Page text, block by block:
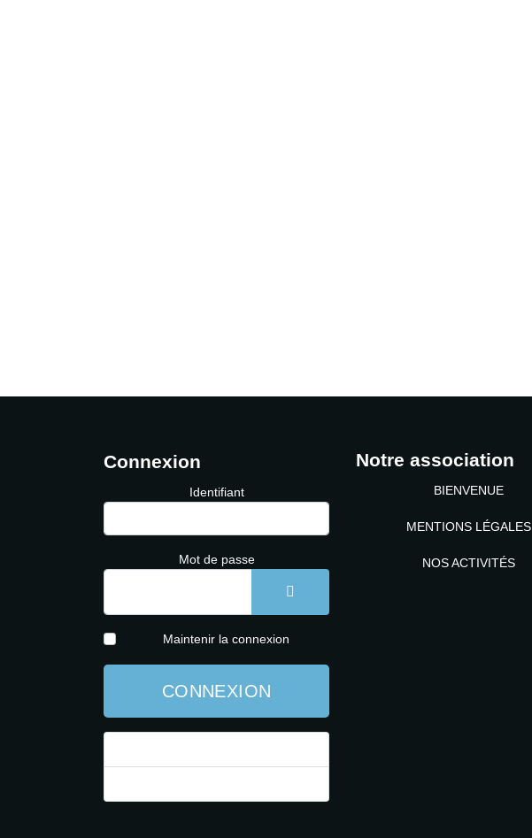
Connexion
Identifiant
Mot de passe
AFFICHER LE MOT DE PASSE
Maintenir la connexion
CONNEXION
Notre association
BIENVENUE
MENTIONS LÉGALES
NOS ACTIVITÉS